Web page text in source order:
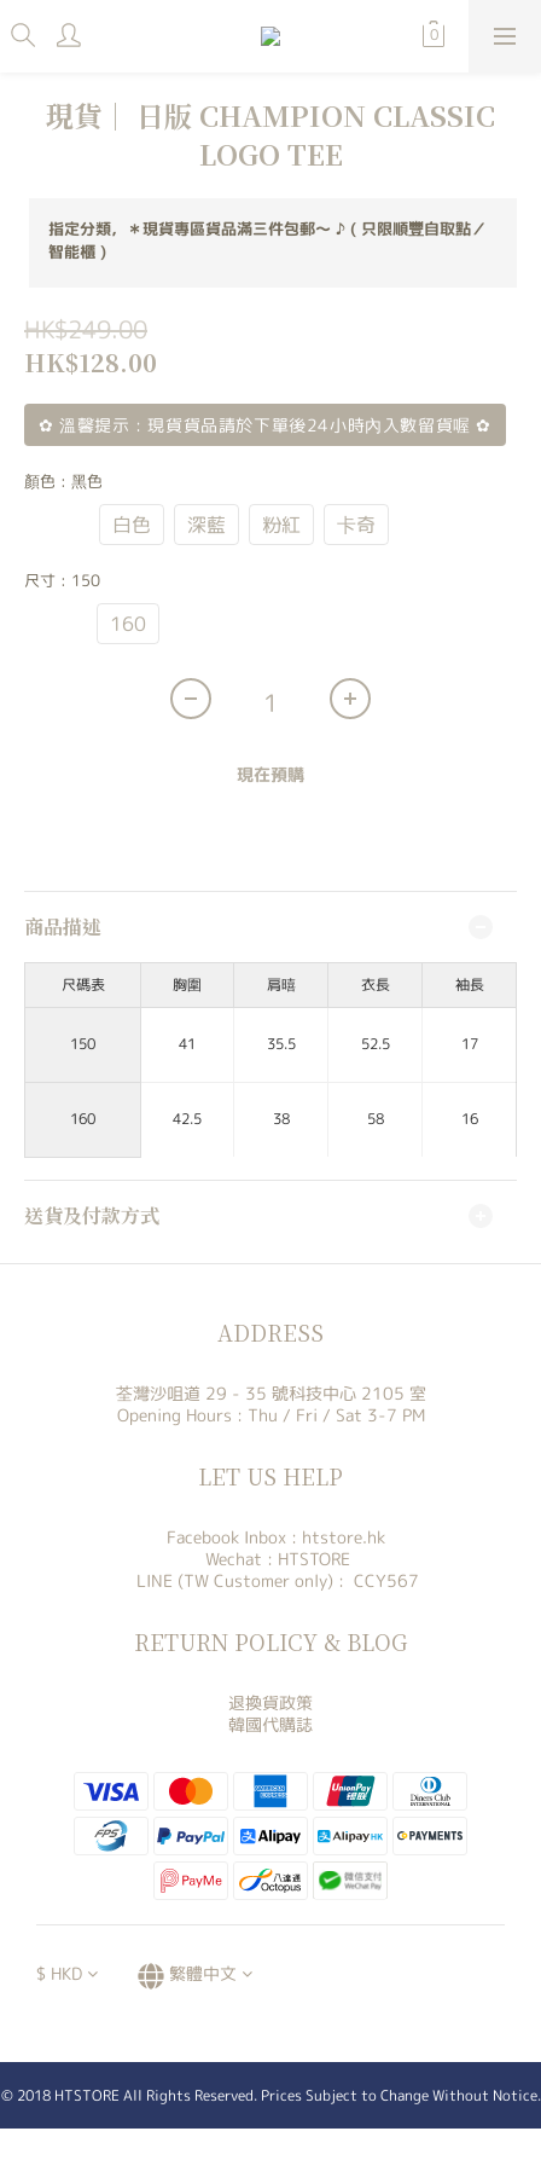
現貨｜ 日版 CHAMPION CLASSIC
LOGO TEE
指定分類，＊現貨專區貨品滿三件包郵～ ♪ ( 只限順豐自取點／
智能櫃 )
HK$249.00
HK$128.00
✿ 溫馨提示 : 現貨貨品請於下單後24小時內入數留貨喔 ✿
顏色 : 黑色
白色 深藍 粉紅 卡奇
尺寸 : 150
160
現在預購
商品描述
尺碼表 胸圍 肩暿 衣長 袖長
150 41 35.5 52.5 17
160 42.5 38 58 16
送貨及付款方式
ADDRESS
荃灣沙咀道 29 - 35 號科技中心 2105 室
Opening Hours : Thu / Fri / Sat 3-7 PM
LET US HELP
Facebook Inbox : htstore.hk
Wechat : HTSTORE
LINE (TW Customer only) : CCY567
RETURN POLICY & BLOG
退換貨政策
韓國代購誌
$ HKD 繁體中文
© 2018 HTSTORE All Rights Reserved. Prices Subject to Change Without Notice.